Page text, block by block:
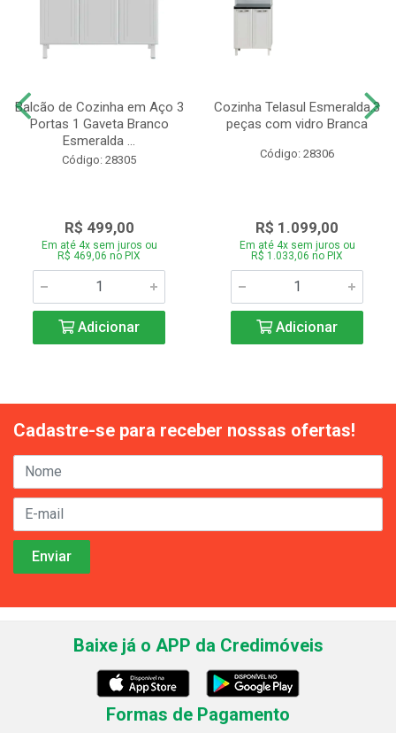
Balcão de Cozinha em Aço 3
Portas 1 Gaveta Branco
Esmeralda ...
Código: 28305
R$ 499,00
Em até 4x sem juros ou
R$ 469,06 no PIX
Adicionar
Cozinha Telasul Esmeralda.3
peças com vidro Branca
Código: 28306
R$ 1.099,00
Em até 4x sem juros ou
R$ 1.033,06 no PIX
Adicionar
Cadastre-se para receber nossas ofertas!
Baixe já o APP da Credimóveis
Formas de Pagamento